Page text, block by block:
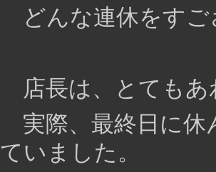
どんな連休をすご
店長は、とてもあ
実際、最終日に休
ていました。